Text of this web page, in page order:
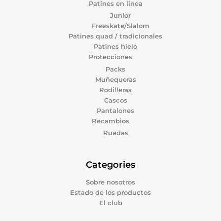
Patines en linea
Junior
Freeskate/Slalom
Patines quad / tradicionales
Patines hielo
Protecciones
Packs
Muñequeras
Rodilleras
Cascos
Pantalones
Recambios
Ruedas
Categories
Sobre nosotros
Estado de los productos
El club